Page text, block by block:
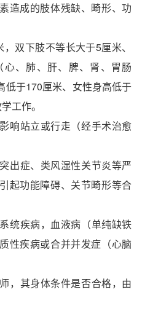
造成的肢体残缺、畸形、功
双下肢不等长大于5厘米、
、肺、肝、脾、肾、胃肠
低于170厘米、女性身高低于
工作。
响站立或行走（经手术治愈
出症、类风湿性关节炎等严
起功能障碍、关节畸形等合
统疾病，血液病（单纯缺铁
性疾病或合并并发症（心脑
，其身体条件是否合格，由